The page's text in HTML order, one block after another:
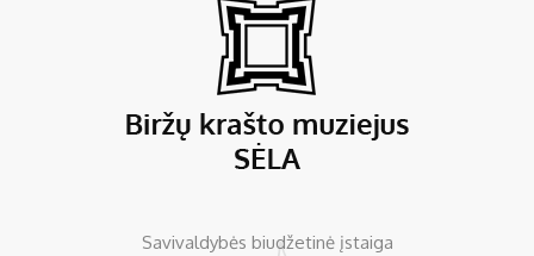
Savivaldybės biudžetinė įstaiga